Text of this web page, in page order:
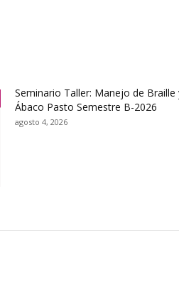
Seminario Taller: Manejo de Braille
Ábaco Pasto Semestre B-2026
agosto 4, 2026